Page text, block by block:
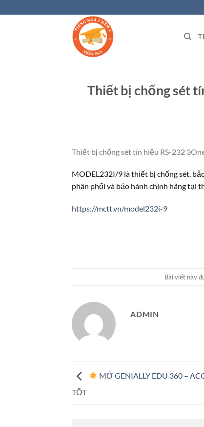
qua
Thiết bị chống sét
Thiết bị chống sét tín hiệu RS-232
MODEL232I/9 là thiết bị chống sét,
phân phối và bảo hành chính hãng tại
https://mctt.vn/model232i-9
Bài viết này
ADMIN
MỞ GENIALLY EDU 360 –
TỐT